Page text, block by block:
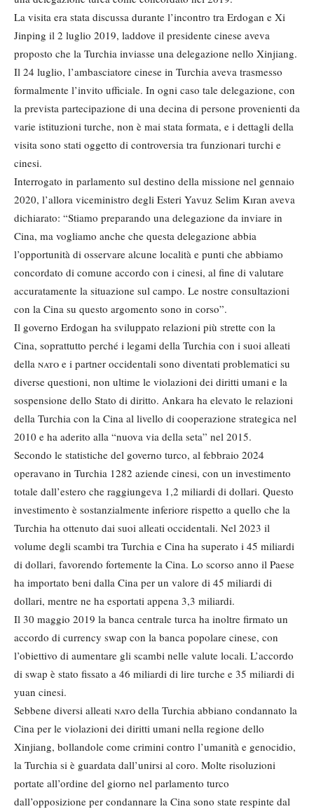
La visita era stata discussa durante l’incontro tra Erdogan e Xi
Jinping il 2 luglio 2019, laddove il presidente cinese aveva
proposto che la Turchia inviasse una delegazione nello Xinjiang.
Il 24 luglio, l’ambasciatore cinese in Turchia aveva trasmesso
formalmente l’invito ufficiale. In ogni caso tale delegazione, con
la prevista partecipazione di una decina di persone provenienti da
varie istituzioni turche, non è mai stata formata, e i dettagli della
visita sono stati oggetto di controversia tra funzionari turchi e
cinesi.
Interrogato in parlamento sul destino della missione nel gennaio
2020, l’allora viceministro degli Esteri Yavuz Selim Kıran aveva
dichiarato: “Stiamo preparando una delegazione da inviare in
Cina, ma vogliamo anche che questa delegazione abbia
l’opportunità di osservare alcune località e punti che abbiamo
concordato di comune accordo con i cinesi, al fine di valutare
accuratamente la situazione sul campo. Le nostre consultazioni
con la Cina su questo argomento sono in corso”.
Il governo Erdogan ha sviluppato relazioni più strette con la
Cina, soprattutto perché i legami della Turchia con i suoi alleati
della nato e i partner occidentali sono diventati problematici su
diverse questioni, non ultime le violazioni dei diritti umani e la
sospensione dello Stato di diritto. Ankara ha elevato le relazioni
della Turchia con la Cina al livello di cooperazione strategica nel
2010 e ha aderito alla “nuova via della seta” nel 2015.
Secondo le statistiche del governo turco, al febbraio 2024
operavano in Turchia 1282 aziende cinesi, con un investimento
totale dall’estero che raggiungeva 1,2 miliardi di dollari. Questo
investimento è sostanzialmente inferiore rispetto a quello che la
Turchia ha ottenuto dai suoi alleati occidentali. Nel 2023 il
volume degli scambi tra Turchia e Cina ha superato i 45 miliardi
di dollari, favorendo fortemente la Cina. Lo scorso anno il Paese
ha importato beni dalla Cina per un valore di 45 miliardi di
dollari, mentre ne ha esportati appena 3,3 miliardi.
Il 30 maggio 2019 la banca centrale turca ha inoltre firmato un
accordo di currency swap con la banca popolare cinese, con
l’obiettivo di aumentare gli scambi nelle valute locali. L’accordo
di swap è stato fissato a 46 miliardi di lire turche e 35 miliardi di
yuan cinesi.
Sebbene diversi alleati nato della Turchia abbiano condannato la
Cina per le violazioni dei diritti umani nella regione dello
Xinjiang, bollandole come crimini contro l’umanità e genocidio,
la Turchia si è guardata dall’unirsi al coro. Molte risoluzioni
portate all’ordine del giorno nel parlamento turco
dall’opposizione per condannare la Cina sono state respinte dal